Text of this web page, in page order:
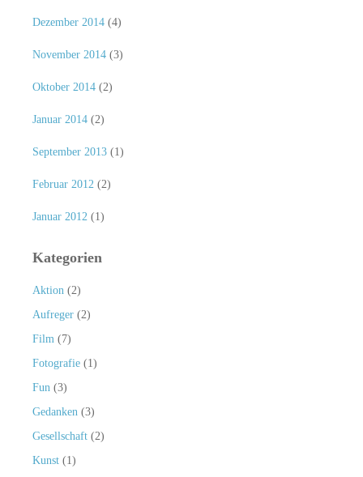
Dezember 2014(4)
November 2014(3)
Oktober 2014(2)
Januar 2014(2)
September 2013(1)
Februar 2012 (2)
Januar 2012 (1)
Kategorien
Aktion (2)
Aufreger(2)
Film (7)
Fotografie(1)
Fun (3)
Gedanken (3)
Gesellschaft(2)
Kunst(1)